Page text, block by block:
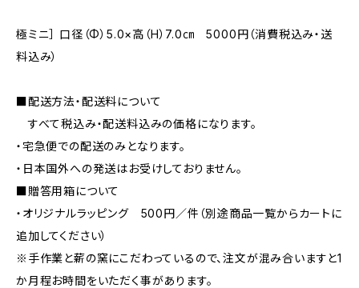
極ミニ］ 口径（Φ）5.0×高（H）7.0㎝ 5000円（消費税込み・送
料込み）
■配送方法・配送料について
すべて税込み・配送料込みの価格になります。
・宅急便での配送のみとなります。
・日本国外への発送はお受けしておりません。
■贈答用箱について
・オリジナルラッピング 500円／件（別途商品一覧からカートに
追加してください）
※手作業と薪の窯にこだわっているので、注文が混み合いますと1
か月程お時間をいただく事があります。